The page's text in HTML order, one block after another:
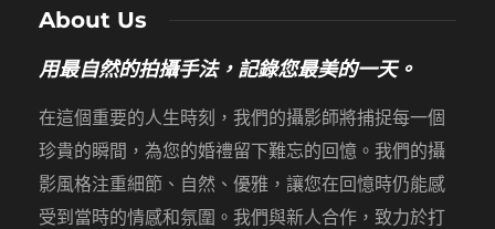
About Us
用最自然的拍攝手法，記錄您最美的一天。
在這個重要的人生時刻，我們的攝影師將捕捉每一個
珍貴的瞬間，為您的婚禮留下難忘的回憶。我們的攝
影風格注重細節、自然、優雅，讓您在回憶時仍能感
受到當時的情感和氛圍。我們與新人合作，致力於打